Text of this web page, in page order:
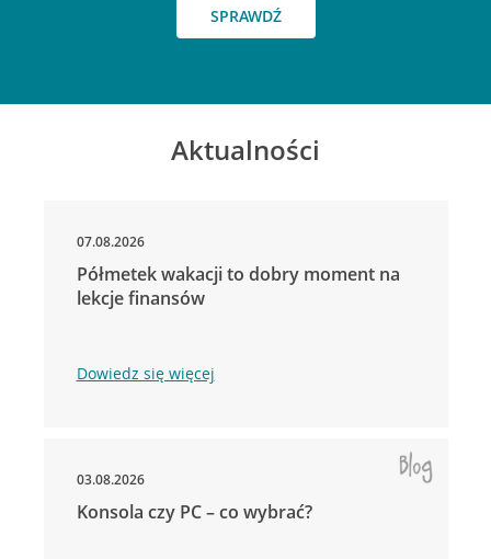
SPRAWDŹ
Aktualności
07.08.2026
Półmetek wakacji to dobry moment na
lekcje finansów
Dowiedz się więcej
03.08.2026
Konsola czy PC – co wybrać?